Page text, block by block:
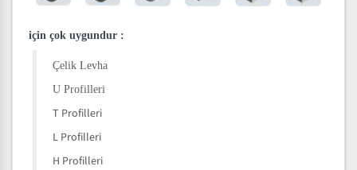
için çok uygundur :
Çelik Levha
U Profilleri
T Profilleri
L Profilleri
H Profilleri